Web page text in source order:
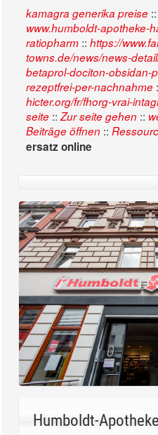
kamagra generika preise ::
www.humboldt-apotheke-
ratiopharm :: https://
towns.de/news/news-
betaprol-dociton-obsidan-
rezeptfrei-per-nachnahme
hicter.org/fr/fhorg-vrai-
seite :: Zur seite gehen ::
Beiträge öffnen ::
ersatz online
Humboldt-Apotheke